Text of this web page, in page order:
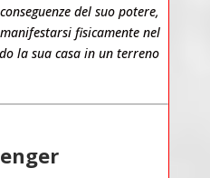
del suo potere,
fisicamente nel
la sua casa in un terreno